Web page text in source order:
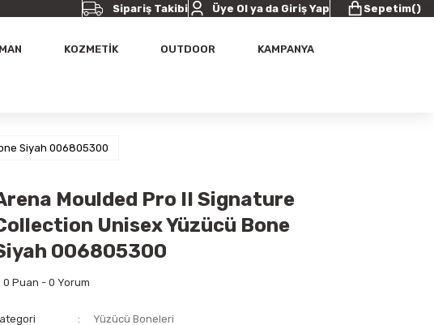
Sipariş Takibi Üye Ol ya da Giriş Yap Sepetim()
KOZMETİK OUTDOOR KAMPANYA
Siyah 006805300
Moulded Pro II Signature
Unisex Yüzücü Bone
006805300
0 Puan - 0 Yorum
Yüzücü Boneleri